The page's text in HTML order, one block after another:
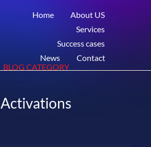
Home
About US
Services
Success cases
News
Contact
BLOG CATEGORY
Activations